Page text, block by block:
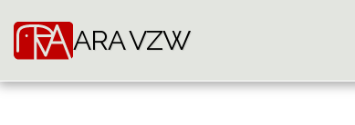
ARA VZW